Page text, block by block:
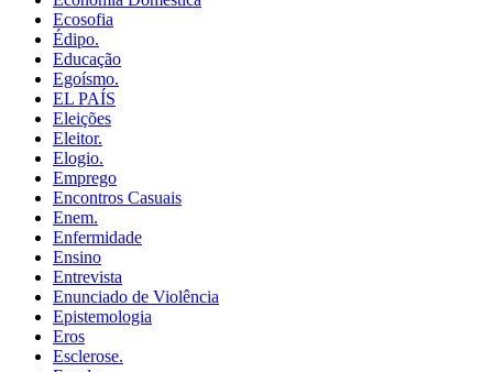
Ecosofia
Édipo.
Educação
Egoísmo.
EL PAÍS
Eleições
Eleitor.
Elogio.
Emprego
Encontros Casuais
Enem.
Enfermidade
Ensino
Entrevista
Enunciado de Violência
Epistemologia
Eros
Esclerose.